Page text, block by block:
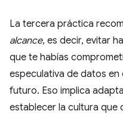
La tercera práctica
alcance, es decir, evitar
que te habías
especulativa de datos en
futuro. Eso implica
establecer la cultura que